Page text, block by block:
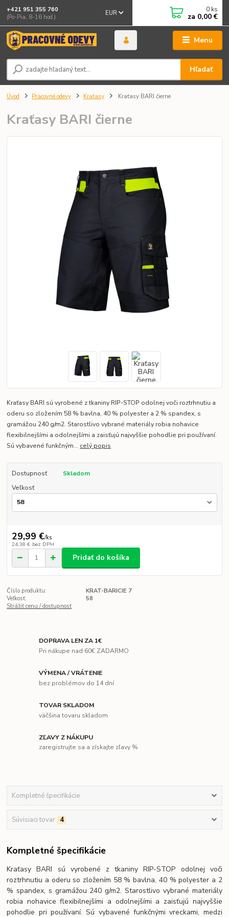
Menu
EUR
Hľadať
+421 951 355 760
(Po-Pia, 8-16 hod.)
0 ks
za 0,00 €
Úvod Pracovné odevy Kraťasy Kraťasy BARI čierne
Kraťasy BARI čierne
Kraťasy BARI sú vyrobené z tkaniny RIP-STOP odolnej voči roztrhnutiu a
oderu so zložením 58 % bavlna, 40 % polyester a 2 % spandex, s
gramážou 240 g/m2. Starostlivo vybrané materiály robia nohavice
flexibilnejšími a odolnejšími a zaisťujú najvyššie pohodlie pri používaní.
Sú vybavené funkčným... celý popis
Dostupnosť
Skladom
Veľkosť
29,99 €/ks
24,38 € bez DPH
Pridať do košíka
Číslo produktu:
KRAT-BARICIE 7
Veľkosť:
58
Strážiť cenu / dostupnosť
DOPRAVA LEN ZA 1€
Pri nákupe nad 60€ ZADARMO
VÝMENA / VRÁTENIE
bez problémov do 14 dní
TOVAR SKLADOM
väčšina tovaru skladom
ZĽAVY Z NÁKUPU
zaregistrujte sa a získajte zľavy %
Kompletné špecifikácie
Súvisiaci tovar 4
Kompletné špecifikácie
Kraťasy BARI sú vyrobené z tkaniny RIP-STOP odolnej voči
roztrhnutiu a oderu so zložením 58 % bavlna, 40 % polyester a 2
% spandex, s gramážou 240 g/m2. Starostlivo vybrané materiály
robia nohavice flexibilnejšími a odolnejšími a zaisťujú najvyššie
pohodlie pri používaní. Sú vybavené funkčnými vreckami, medzi